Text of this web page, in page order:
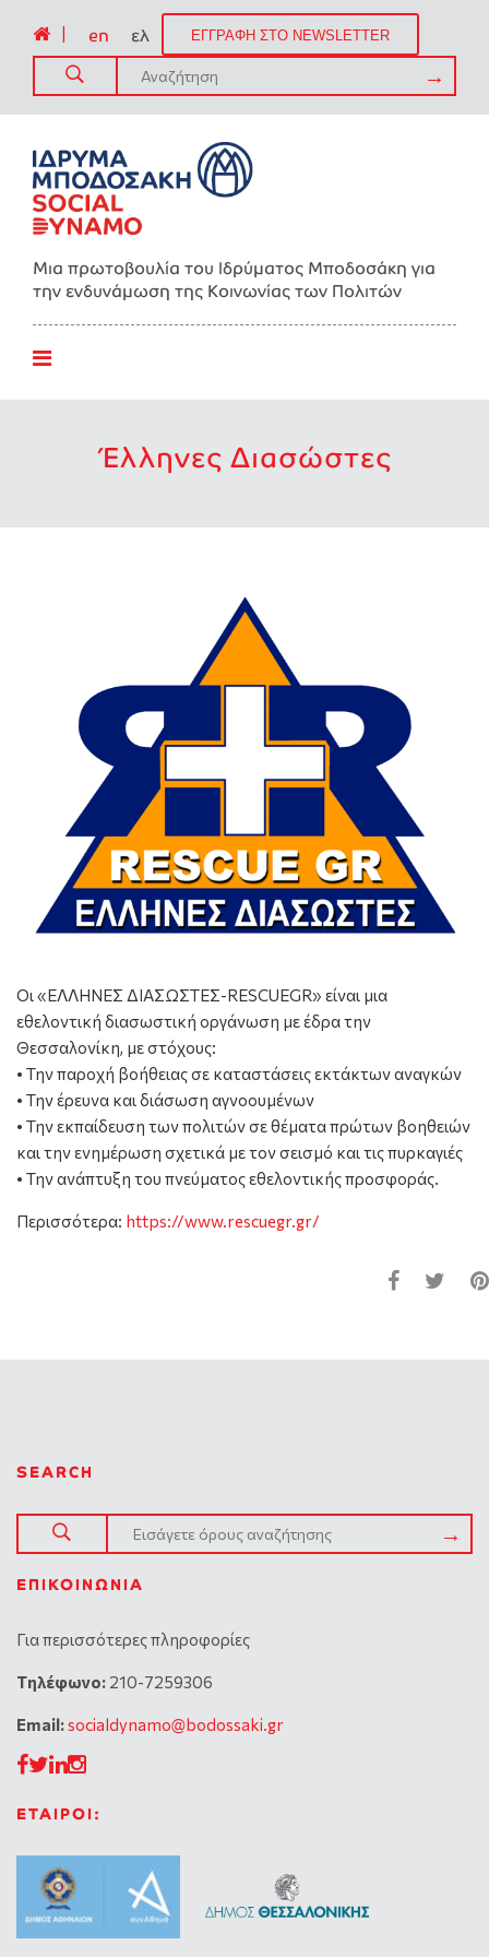
en ελ ΕΓΓΡΑΦΗ ΣΤΟ NEWSLETTER
Μια πρωτοβουλία του Ιδρύματος Μποδοσάκη για
την ενδυνάμωση της Kοινωνίας των Πολιτών
Έλληνες Διασώστες
Οι «ΕΛΛΗΝΕΣ ΔΙΑΣΩΣΤΕΣ-RESCUEGR» είναι μια
εθελοντική διασωστική οργάνωση με έδρα την
Θεσσαλονίκη, με στόχους:
• Την παροχή βοήθειας σε καταστάσεις εκτάκτων αναγκών
• Την έρευνα και διάσωση αγνοουμένων
• Την εκπαίδευση των πολιτών σε θέματα πρώτων βοηθειών
και την ενημέρωση σχετικά με τον σεισμό και τις πυρκαγιές
• Την ανάπτυξη του πνεύματος εθελοντικής προσφοράς.
Περισσότερα: https://www.rescuegr.gr/
SEARCH
ΕΠΙΚΟΙΝΩΝΊΑ
Για περισσότερες πληροφορίες
Tηλέφωνο: 210-7259306
Email:socialdynamo@bodossaki.gr
ΕΤΑΙΡΟΙ: